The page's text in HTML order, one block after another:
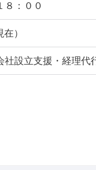
：００
）
社設立支援・経理